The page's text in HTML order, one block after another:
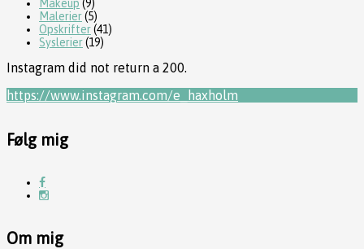
Makeup (9)
Malerier(5)
Opskrifter(41)
Syslerier(19)
Instagram did not return a 200.
https://www.instagram.com/e_haxholm
Følg mig
Om mig